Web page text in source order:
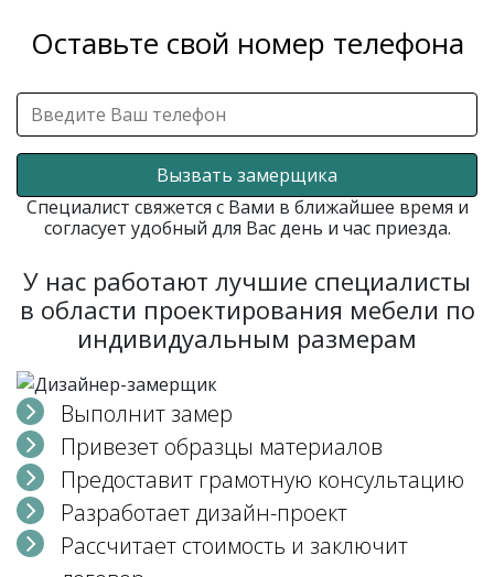
Оставьте свой номер телефона
Вызвать замерщика
Специалист свяжется с Вами в ближайшее время и
согласует удобный для Вас день и час приезда.
У нас работают лучшие специалисты
в области проектирования мебели по
индивидуальным размерам
Выполнит замер
Привезет образцы материалов
Предоставит грамотную консультацию
Разработает дизайн-проект
Рассчитает стоимость и заключит